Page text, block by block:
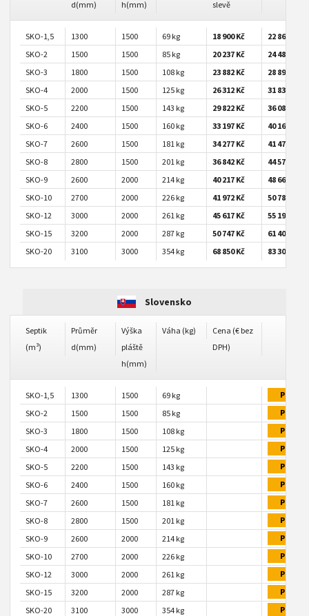
d(mm) h(mm) slevě
SKO-1,5 1300 1500 69 kg 18 900 Kč
22 869 Kč
SKO-2
1500 1500 85 kg 20 237 Kč
24 487 Kč
SKO-3
1800 1500 108 kg 23 882 Kč
28 897 Kč
SKO-4
2000 1500 125 kg 26 312 Kč
31 838 Kč
SKO-5
2200 1500 143 kg 29 822 Kč
36 085 Kč
SKO-6
2400 1500 160 kg 33 197 Kč
40 168 Kč
SKO-7
2600 1500 181 kg 34 277 Kč
41 475 Kč
SKO-8
2800 1500 201 kg 36 842 Kč
44 579 Kč
SKO-9
2600 2000 214 kg 40 217 Kč
48 663 Kč
SKO-10
2700 2000 226 kg 41 972 Kč
50 786 Kč
SKO-12
3000 2000 261 kg 45 617 Kč
55 197 Kč
SKO-15
3200 2000 287 kg 50 747 Kč
61 404 Kč
SKO-20
3100 3000 354 kg 68 850 Kč 83 309 Kč
Slovensko
Septik
(m³)
Průměr
d(mm)
Výška
pláště
h(mm)
Váha (kg)
Cena (€ bez
DPH)
SKO-1,5 1300 1500 69 kg
SKO-2
1500 1500 85 kg
SKO-3
1800 1500 108 kg
SKO-4
2000 1500 125 kg
SKO-5
2200 1500 143 kg
SKO-6
2400 1500 160 kg
SKO-7
2600 1500 181 kg
SKO-8
2800 1500 201 kg
SKO-9
2600 2000 214 kg
SKO-10
2700 2000 226 kg
SKO-12
3000 2000 261 kg
SKO-15
3200 2000 287 kg
SKO-20
3100 3000 354 kg